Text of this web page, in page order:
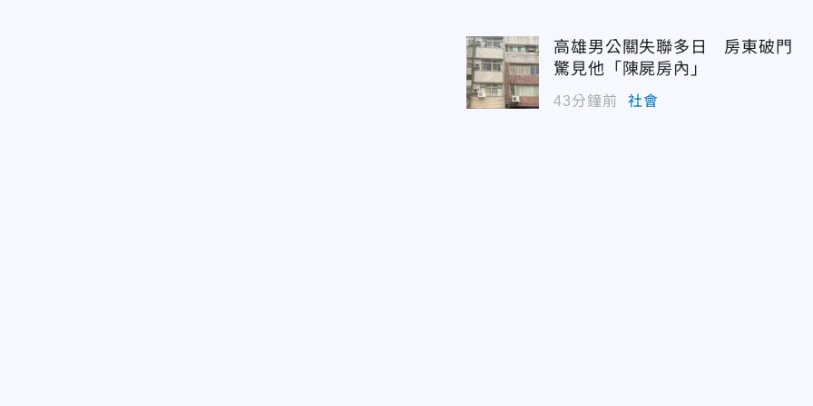
高雄男公關失聯多日 房東破門
驚見他「陳屍房內」
43分鐘前 社會